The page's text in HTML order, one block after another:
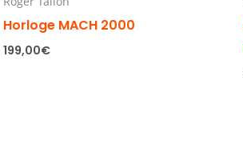
Horloge MACH 2000
199,00€